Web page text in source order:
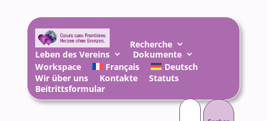
Recherche
Leben des Vereins
Dokumente
Workspace
Français
Deutsch
Wir über uns
Kontakte
Statuts
Beitrittsformular
Suchen
nach: